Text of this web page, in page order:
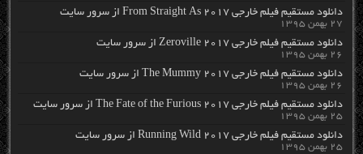
دانلود مستقیم فیلم خارجی From Straight As 2017 از سرور سایت
۲۷ بهمن ۱۳۹۵
دانلود مستقیم فیلم خارجی Zeroville 2017 از سرور سایت
۲۶ بهمن ۱۳۹۵
دانلود مستقیم فیلم خارجی The Mummy 2017 از سرور سایت
۲۶ بهمن ۱۳۹۵
دانلود مستقیم فیلم خارجی The Fate of the Furious 2017 از سرور سایت
۲۵ بهمن ۱۳۹۵
دانلود مستقیم فیلم خارجی Running Wild 2017 از سرور سایت
۲۵ بهمن ۱۳۹۵